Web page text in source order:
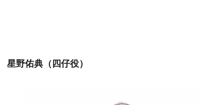
星野佑典（四仔役）